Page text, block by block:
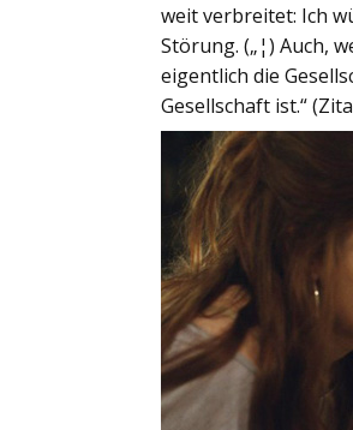
weit verbreitet: Ich
Störung. („¦) Auch,
eigentlich die
Gesellschaft ist.“